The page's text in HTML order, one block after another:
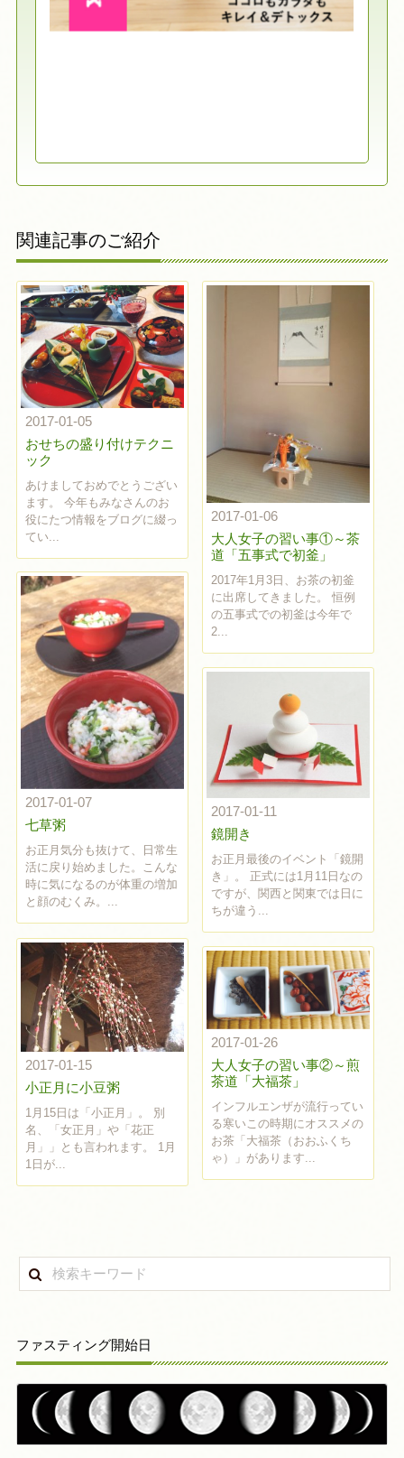
関連記事のご紹介
2017-01-05
おせちの盛り付けテクニ
ック
あけましておめでとうござい
ます。 今年もみなさんのお
役にたつ情報をブログに綴っ
てい...
2017-01-06
大人女子の習い事①～茶
道「五事式で初釜」
2017年1月3日、お茶の初釜
に出席してきました。 恒例
の五事式での初釜は今年で
2...
2017-01-07
七草粥
お正月気分も抜けて、日常生
活に戻り始めました。こんな
時に気になるのが体重の増加
と顔のむくみ。...
2017-01-11
鏡開き
お正月最後のイベント「鏡開
き」。 正式には1月11日なの
ですが、関西と関東では日に
ちが違う...
2017-01-15
小正月に小豆粥
1月15日は「小正月」。 別
名、「女正月」や「花正
月」」とも言われます。 1月
1日が...
2017-01-26
大人女子の習い事②～煎
茶道「大福茶」
インフルエンザが流行ってい
る寒いこの時期にオススメの
お茶「大福茶（おおふくち
ゃ）」があります...
ファスティング開始日